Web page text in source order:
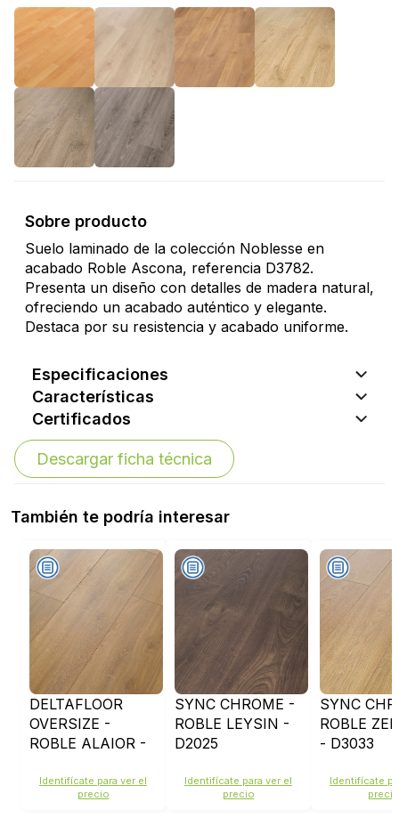
Sobre producto
Suelo laminado de la colección Noblesse en
acabado Roble Ascona, referencia D3782.
Presenta un diseño con detalles de madera natural,
ofreciendo un acabado auténtico y elegante.
Destaca por su resistencia y acabado uniforme.
Especificaciones
Características
Certificados
Descargar ficha técnica
También te podría interesar
DELTAFLOOR
OVERSIZE -
ROBLE ALAIOR -
Identifícate para ver el
precio
SYNC CHROME -
ROBLE LEYSIN -
D2025
Identifícate para ver el
precio
SYNC
ROBLE
- D3033
Identifícate
precio